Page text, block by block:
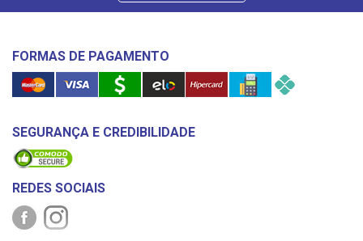
FORMAS DE PAGAMENTO
SEGURANÇA E CREDIBILIDADE
REDES SOCIAIS